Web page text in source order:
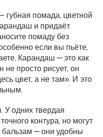
губная помада, цветной
и придаёт
помаду без
если вы пьёте,
Карандаш — это как
не просто рисует, он
цвет, а не там». И это
У одних твердая
контура, но могут
бальзам — они удобны